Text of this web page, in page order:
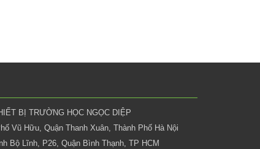
BỊ TRƯỜNG HỌC NGỌC DIỆP
Vũ Hữu, Quận Thanh Xuân, Thành Phố Hà Nội
Bộ Lĩnh, P26, Quận Bình Thạnh, TP HCM